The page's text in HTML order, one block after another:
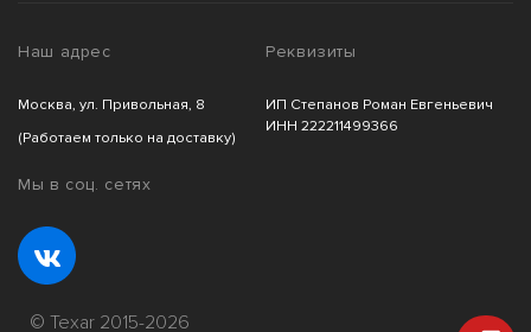
Наш адрес
Москва, ул. Привольная, 8
(Работаем только на доставку)
Реквизиты
ИП Степанов Роман Евгеньевич
ИНН 222211499366
Мы в соц. сетях
© Texar 2015-2026